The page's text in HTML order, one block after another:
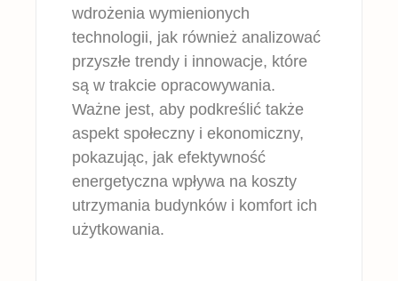
wdrożenia wymienionych
technologii, jak również analizować
przyszłe trendy i innowacje, które
są w trakcie opracowywania.
Ważne jest, aby podkreślić także
aspekt społeczny i ekonomiczny,
pokazując, jak efektywność
energetyczna wpływa na koszty
utrzymania budynków i komfort ich
użytkowania.